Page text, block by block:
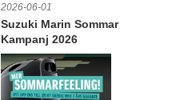
2026-06-01
Suzuki Marin Sommar
Kampanj 2026